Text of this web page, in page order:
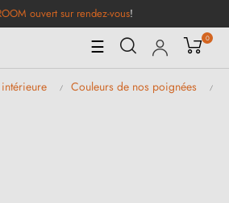
ouvert sur rendez-vous!
Basculer
la
navigation
☰ 0
Couleurs de nos poignées